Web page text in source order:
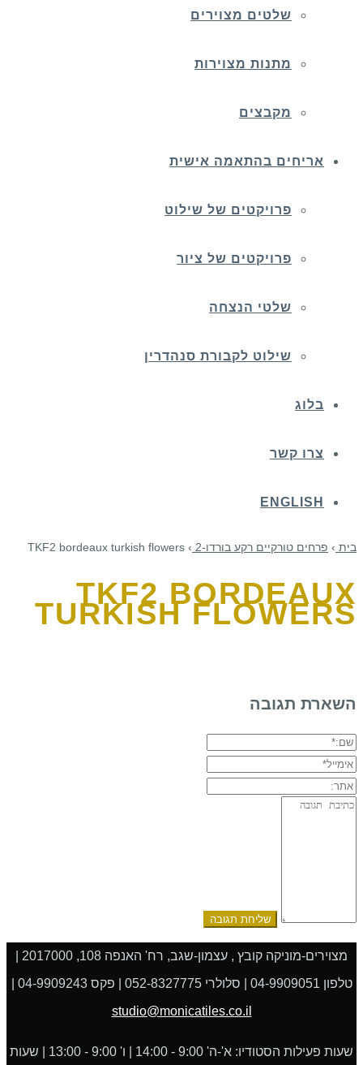
שלטים מצוירים
מתנות מצוירות
מקבצים
אריחים בהתאמה אישית
פרויקטים של שילוט
פרויקטים של ציור
שלטי הנצחה
שילוט לקבורת סנהדרין
בלוג
צרו קשר
ENGLISH
בית › פרחים טורקיים רקע בורדו-2 ›
TKF2 bordeaux turkish flowers
TKF2 BORDEAUX
TURKISH FLOWERS
השארת תגובה
שם:*
אימייל*
אתר:
תגובה:
טלפון 04-9909051 | סלולרי 052-8327775 | פקס 04-9909243 |
studio@monicatiles.co.il
שעות פעילות הסטודיו: א'-ה' 9:00 - 14:00 | ו' 9:00 - 13:00 | שעות